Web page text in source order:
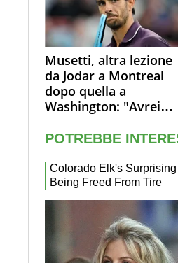
Musetti, altra lezione
da Jodar a Montreal
dopo quella a
Washington: "Avrei